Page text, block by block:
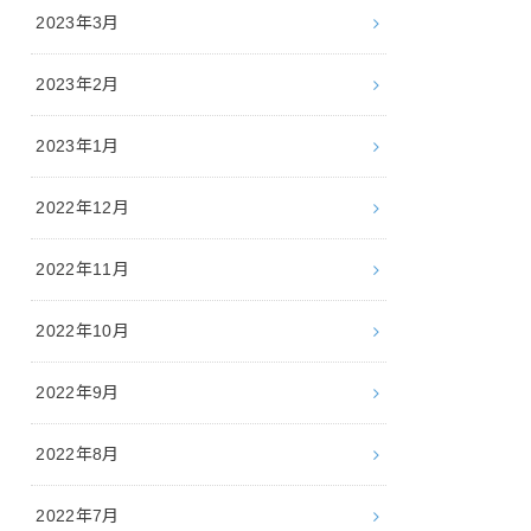
2023年3月
2023年2月
2023年1月
2022年12月
2022年11月
2022年10月
2022年9月
2022年8月
2022年7月